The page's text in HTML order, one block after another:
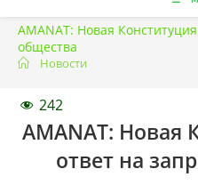
AMANAT: Новая
общества
Новости
242
AMANAT: Новая
ответ на